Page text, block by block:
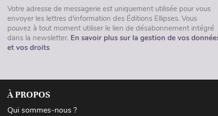
Votre adresse de messagerie est uniquement utilisée pour vous
envoyer les lettres d'information des Éditions Ellipses. Vous
pouvez à tout moment utiliser le lien de désabonnement intégré
dans la newsletter. En savoir plus sur la gestion de vos
et vos droits
À PROPOS
Qui sommes-nous ?